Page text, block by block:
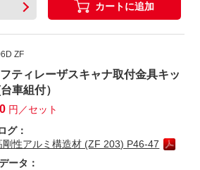
カートに追加
ZF
ティレーザスキャナ取付金具キッ
車組付）
円／セット
グ：
剛性アルミ構造材 (ZF 203) P46-47
ータ：